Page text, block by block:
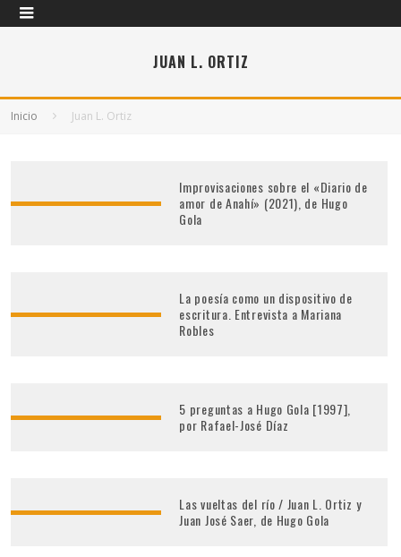
JUAN L. ORTIZ
Inicio Juan L. Ortiz
Improvisaciones sobre el «Diario de
amor de Anahí» (2021), de Hugo
Gola
La poesía como un dispositivo de
escritura. Entrevista a Mariana
Robles
5 preguntas a Hugo Gola [1997],
por Rafael-José Díaz
Las vueltas del río / Juan L. Ortiz y
Juan José Saer, de Hugo Gola